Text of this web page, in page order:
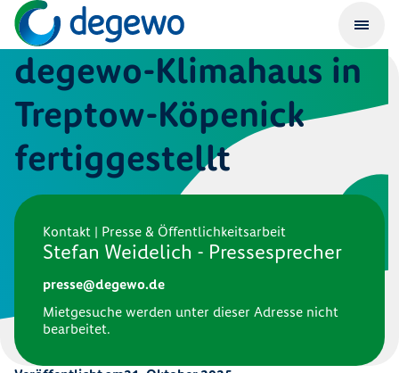
degewo-Klimahaus in
Treptow-Köpenick
fertiggestellt
Kontakt | Presse & Öffentlichkeitsarbeit
Stefan Weidelich - Pressesprecher
presse@degewo.de
Mietgesuche werden unter dieser Adresse nicht
bearbeitet.